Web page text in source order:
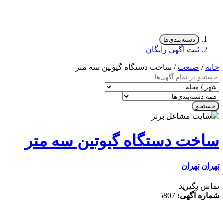
دسته‌بندی‌ها
ثبت اگهی رایگان
/صنعت/ ساخت دستگاه گیوتین سه متر
دستگاه گیوتین سه متر
تهران
بگیرید
آگهی:5807